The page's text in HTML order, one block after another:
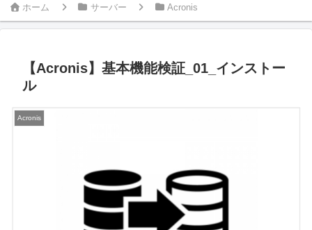
ホーム サーバー Acronis
【Acronis】基本機能検証_01_インストー
ル
Acronis